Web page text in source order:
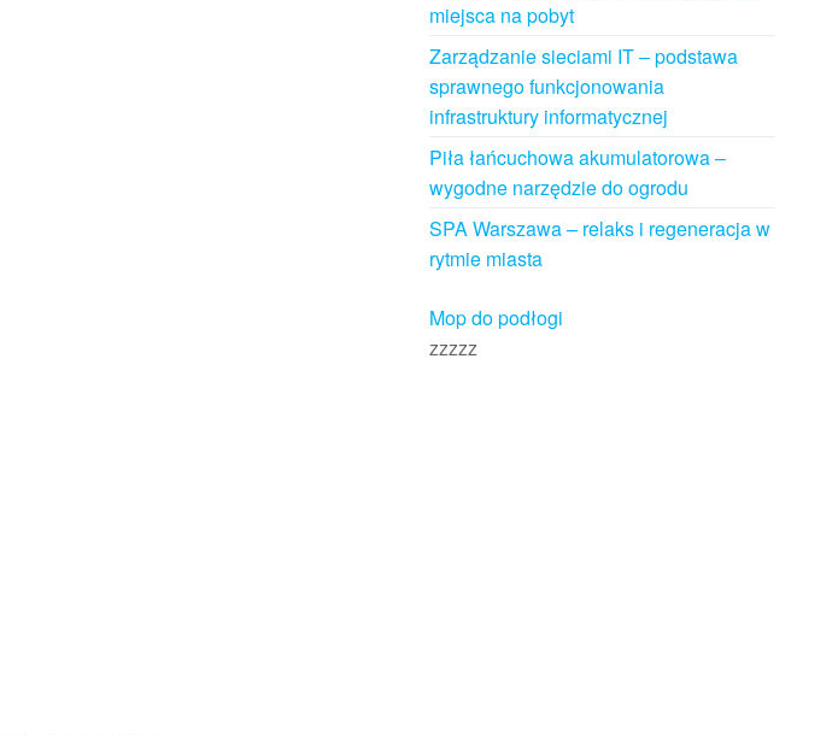
miejsca na pobyt
Zarządzanie sieciami IT – podstawa
sprawnego funkcjonowania
infrastruktury informatycznej
Piła łańcuchowa akumulatorowa –
wygodne narzędzie do ogrodu
SPA Warszawa – relaks i regeneracja w
rytmie miasta
Mop do podłogi
zzzzz